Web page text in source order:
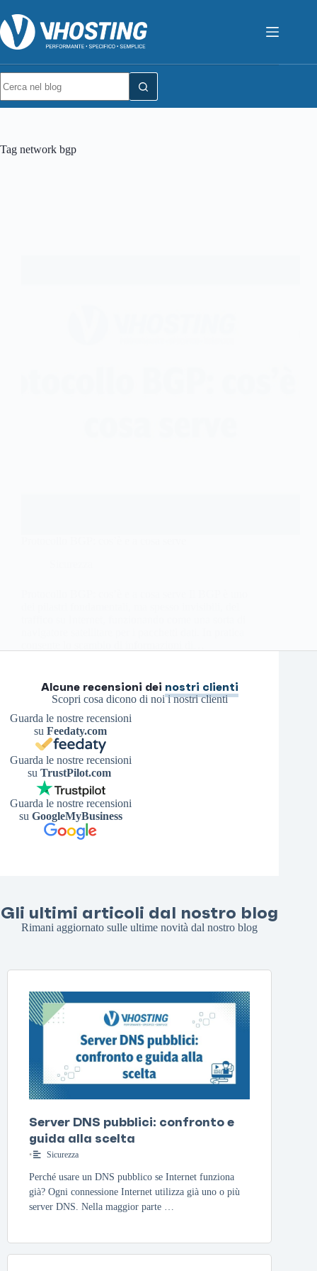
Tag network bgp
Alcune recensioni dei nostri clienti
Scopri cosa dicono di noi i nostri clienti
Guarda le nostre recensioni
suFeedaty.com
Guarda le nostre recensioni
su TrustPilot.com
Guarda le nostre recensioni
su GoogleMyBusiness
Gli ultimi articoli dal nostro blog
Rimani aggiornato sulle ultime novità dal nostro blog
Server DNS pubblici: confronto e
guida alla scelta
• Sicurezza
Perché usare un DNS pubblico se Internet funziona
già? Ogni connessione Internet utilizza già uno o più
server DNS. Nella maggior parte …